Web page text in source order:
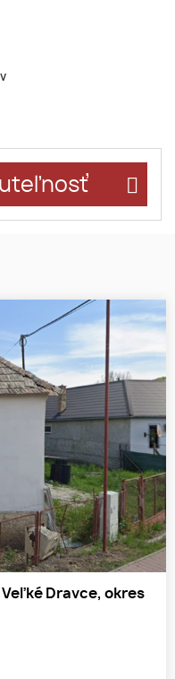
Veľké Dravce, okres